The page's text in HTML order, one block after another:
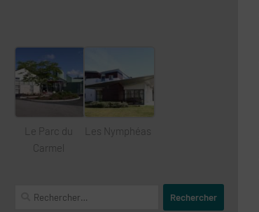
Le Parc du
Carmel
Les Nymphéas
Rechercher :